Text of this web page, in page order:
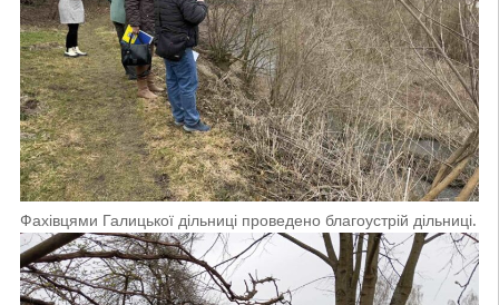
Фахівцями Галицької дільниці проведено благоустрій дільниці.